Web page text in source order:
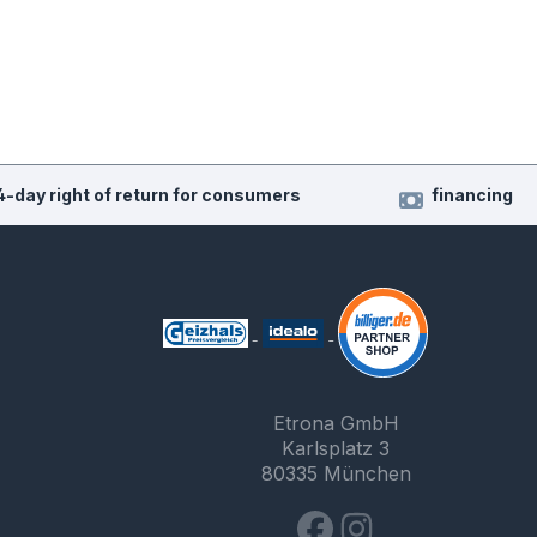
day right of return for consumers financing
Etrona GmbH
Karlsplatz 3
80335 München